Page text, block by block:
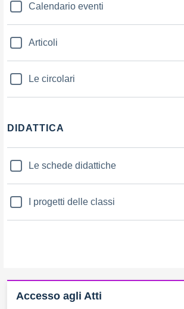
Calendario eventi
Articoli
Le circolari
DIDATTICA
Le schede didattiche
I progetti delle classi
Accesso agli Atti